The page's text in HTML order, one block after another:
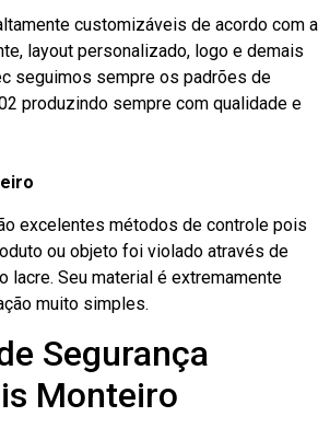
customizáveis de acordo com a
layout personalizado, logo e demais
seguimos sempre os padrões de
produzindo sempre com qualidade e
excelentes métodos de controle pois
ou objeto foi violado através de
lacre. Seu material é extremamente
muito simples.
Segurança
Monteiro